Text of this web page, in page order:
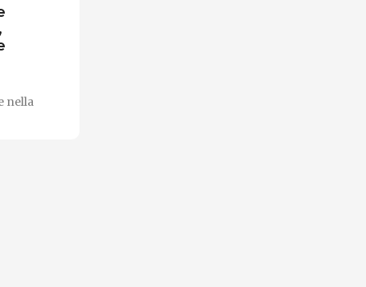
nella